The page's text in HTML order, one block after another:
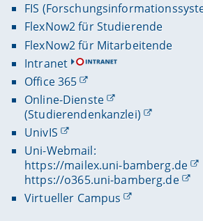
FIS
FlexNow2 für Studierende
FlexNow2 für Mitarbeitende
Intranet
Office 365
Online-Dienste
(Studierendenkanzlei)
UnivIS
Uni-Webmail:
https://mailex.uni-bamberg.de
https://o365.uni-bamberg.de
Virtueller Campus